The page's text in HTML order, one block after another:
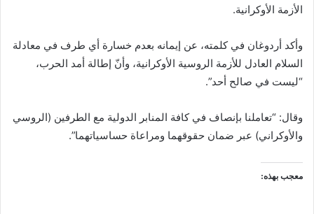
الأزمة الأوكرانية.
وأكد أردوغان في كلمته، عن إيمانه بعدم خسارة أي طرف في معادلة
السلام العادل للأزمة الروسية الأوكرانية، وأنّ إطالة أمد الحرب،
“ليست في صالح أحد”.
وقال: “تعاملنا بإنصاف في كافة المنابر الدولية مع الطرفين (الروسي
والأوكراني) عبر ضمان حقوقهما ومراعاة حساسياتهما”.
معجب بهذه: